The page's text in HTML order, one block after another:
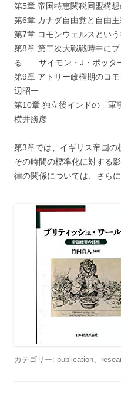
第5章 帝国特恵関税同盟構
第6章 カナダ自由党と自由
第7章 コモンウェルスとい
第8章 第二次大戦戦時中に
る……サイモン・J・ポッタ
第9章 アトリー政権期のコ
辺昭一
第10章 独立後インドの「
横井勝彦
第3章では、イギリス帝国の
その時間の標準化に対する
律の関係については、さら
カテゴリー: publication